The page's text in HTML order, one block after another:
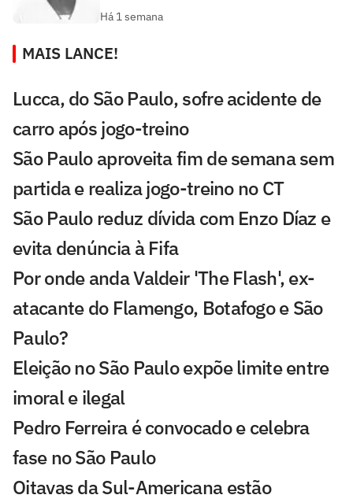
Há 1 semana
MAIS LANCE!
Lucca, do São Paulo, sofre acidente de
carro após jogo-treino
São Paulo aproveita fim de semana sem
partida e realiza jogo-treino no CT
São Paulo reduz dívida com Enzo Díaz e
evita denúncia à Fifa
Por onde anda Valdeir 'The Flash', ex-
atacante do Flamengo, Botafogo e São
Paulo?
Eleição no São Paulo expõe limite entre
imoral e ilegal
Pedro Ferreira é convocado e celebra
fase no São Paulo
Oitavas da Sul-Americana estão